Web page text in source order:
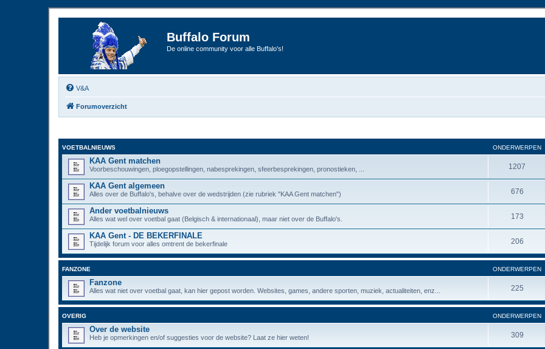
Buffalo Forum
De online community voor alle Buffalo's!
V&A
Forumoverzicht
VOETBALNIEUWS ONDERWERPEN
KAA Gent matchen
Voorbeschouwingen, ploegopstellingen, nabesprekingen, sfeerbesprekingen, pronostieken, ... 1207
KAA Gent algemeen
Alles over de Buffalo's, behalve over de wedstrijden (zie rubriek "KAA Gent matchen") 676
Ander voetbalnieuws
Alles wat wel over voetbal gaat (Belgisch & internationaal), maar niet over de Buffalo's. 173
KAA Gent - DE BEKERFINALE
Tijdelijk forum voor alles omtrent de bekerfinale 206
FANZONE ONDERWERPEN
Fanzone
Alles wat niet over voetbal gaat, kan hier gepost worden. Websites, games, andere sporten, muziek, actualiteiten, enz... 225
OVERIG ONDERWERPEN
Over de website
Heb je opmerkingen en/of suggesties voor de website? Laat ze hier weten! 309